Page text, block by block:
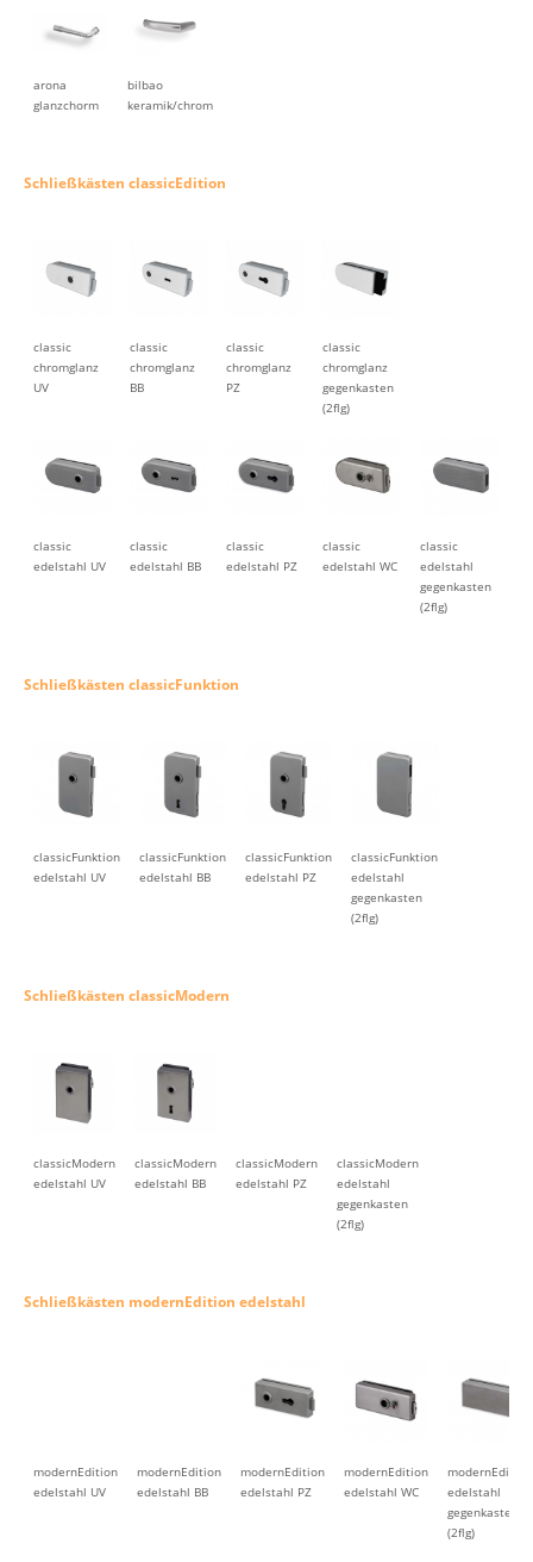
arona
glanzchorm
bilbao
keramik/chrom
Schließkästen classicEdition
classic
chromglanz
UV
classic
chromglanz
BB
classic
chromglanz
PZ
classic
chromglanz
gegenkasten
(2flg)
classic
edelstahl UV
classic
edelstahl BB
classic
edelstahl PZ
classic
edelstahl WC
classic
edelstahl
gegenkasten
(2flg)
Schließkästen classicFunktion
classicFunktion
edelstahl UV
classicFunktion
edelstahl BB
classicFunktion
edelstahl PZ
classicFunktion
edelstahl
gegenkasten
(2flg)
Schließkästen classicModern
classicModern
edelstahl UV
classicModern
edelstahl BB
classicModern
edelstahl PZ
classicModern
edelstahl
gegenkasten
(2flg)
Schließkästen modernEdition edelstahl
modernEdition
edelstahl UV
modernEdition
edelstahl BB
modernEdition
edelstahl PZ
modernEdition
edelstahl WC
modernEdition
edelstahl
gegenkasten
(2flg)